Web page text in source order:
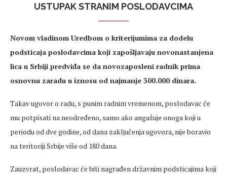
USTUPAK STRANIM POSLODAVCIMA
Novom vladinom Uredbom o kriterijumima za dodelu
podsticaja poslodavcima koji zapošljavaju novonastanjena
lica u Srbiji predviđa se da novozaposleni radnik prima
osnovnu zaradu u iznosu od najmanje 300.000 dinara.
Takav ugovor o radu, s punim radnim vremenom, poslodavac će
mu potpisati na neodređeno, samo ako angažuje onoga koji u
periodu od dve godine, od dana zaključenja ugovora, nije boravio
na teritoriji Srbije više od 180 dana.
Zauzvrat, poslodavac će biti nagrađen državnim podsticajima koji